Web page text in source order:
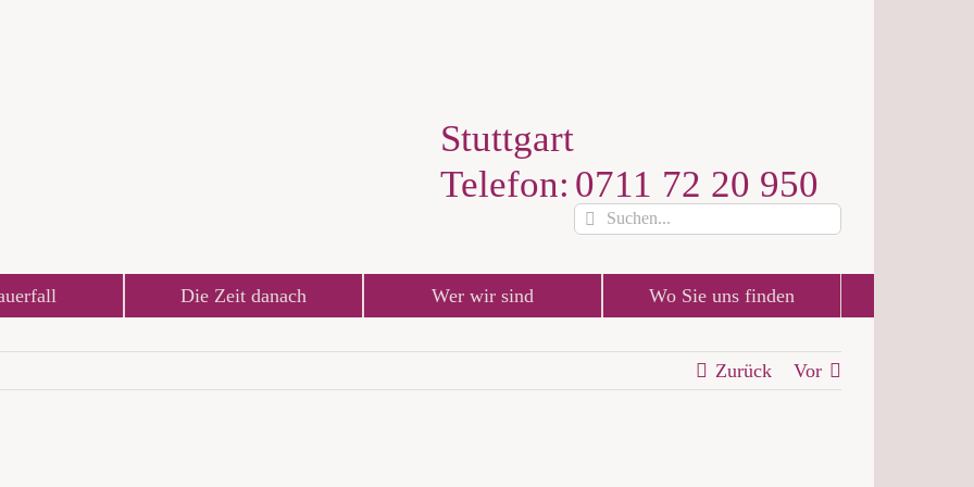
Stuttgart
Telefon: 0711 72 20 950
Suche
nach:
Die Zeit danach Wer wir sind Wo Sie uns finden
Zurück Vor